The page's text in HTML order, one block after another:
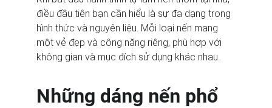
điều đầu tiên bạn cần hiểu là sự đa dạng trong
hình thức và nguyên liệu. Mỗi loại nến mang
một vẻ đẹp và công năng riêng, phù hợp với
không gian và mục đích sử dụng khác nhau.
Những dáng nến phổ